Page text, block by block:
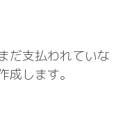
だ支払われていな
成します。